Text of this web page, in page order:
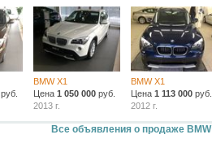
руб.
BMW X1
Цена 1 050 000руб.
2013 г.
BMW X1
Цена 1 113 000руб.
2012 г.
Все объявления о продаже BMW